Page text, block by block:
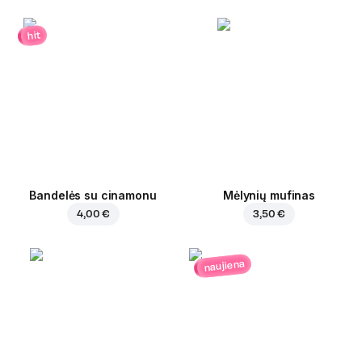
hit
Bandelės su cinamonu
4,00 €
Mėlynių mufinas
3,50 €
naujiena